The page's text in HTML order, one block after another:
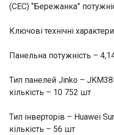
(СЕС) “Бережанка”
Ключові технічні
Панельна потужність –
Тип панелей Jinko –
кількість – 10 752 шт
Тип інверторів – Huawei
кількість – 56 шт